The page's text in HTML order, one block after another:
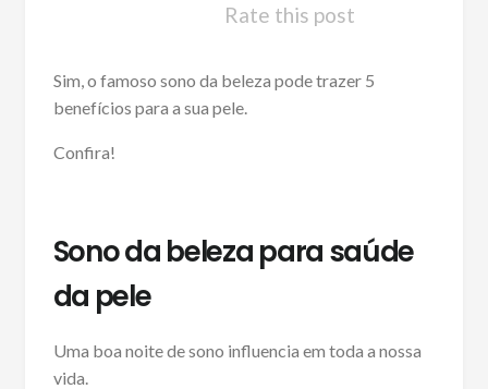
Rate this post
Sim, o famoso sono da beleza pode trazer 5
benefícios para a sua pele.
Confira!
Sono da beleza para saúde
da pele
Uma boa noite de sono influencia em toda a nossa
vida.